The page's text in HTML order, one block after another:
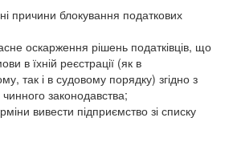
причини блокування податкових
оскарження рішень податківців, що
в їхній реєстрації (як в
так і в судовому порядку) згідно з
законодавства;
вивести підприємство зі списку